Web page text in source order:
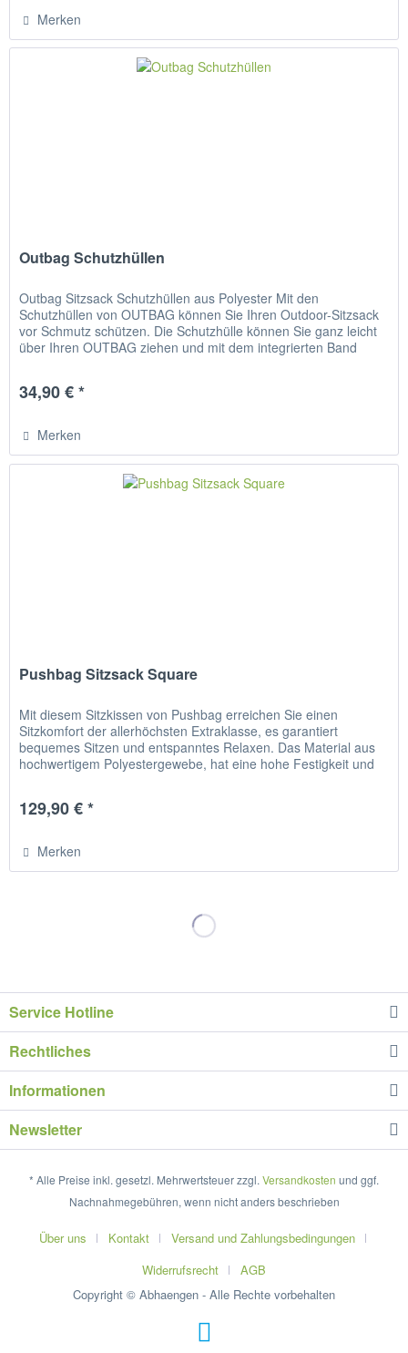
Merken
Outbag Schutzhüllen
Outbag Sitzsack Schutzhüllen aus Polyester Mit den
Schutzhüllen von OUTBAG können Sie Ihren Outdoor-Sitzsack
vor Schmutz schützen. Die Schutzhülle können Sie ganz leicht
über Ihren OUTBAG ziehen und mit dem integrierten Band
34,90 € *
Merken
Pushbag Sitzsack Square
Mit diesem Sitzkissen von Pushbag erreichen Sie einen
Sitzkomfort der allerhöchsten Extraklasse, es garantiert
bequemes Sitzen und entspanntes Relaxen. Das Material aus
hochwertigem Polyestergewebe, hat eine hohe Festigkeit und
129,90 € *
Merken
Service Hotline
Rechtliches
Informationen
Newsletter
* Alle Preise inkl. gesetzl. Mehrwertsteuer zzgl. Versandkosten und ggf.
Nachnahmegebühren, wenn nicht anders beschrieben
Über uns Kontakt
Versand und Zahlungsbedingungen
Widerrufsrecht
AGB
Copyright © Abhaengen - Alle Rechte vorbehalten